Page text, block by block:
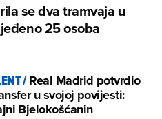
se dva tramvaja u
25 osoba
/Real Madrid potvrdio
u svojoj povijesti:
Bjelokošćanin